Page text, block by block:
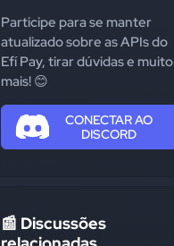
Participe para se manter
atualizado sobre as APIs do
Efí Pay, tirar dúvidas e muito
mais! 😊
CONECTAR AO
DISCORD
📰 Discussões